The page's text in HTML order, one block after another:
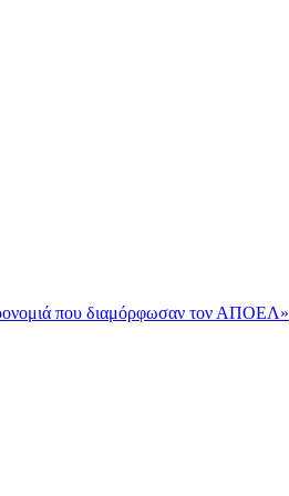
που διαμόρφωσαν τον ΑΠΟΕΛ»